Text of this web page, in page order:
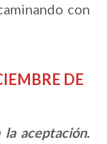
con
DE
aceptación.